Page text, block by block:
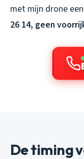
met mijn drone
26 14, geen
De timing